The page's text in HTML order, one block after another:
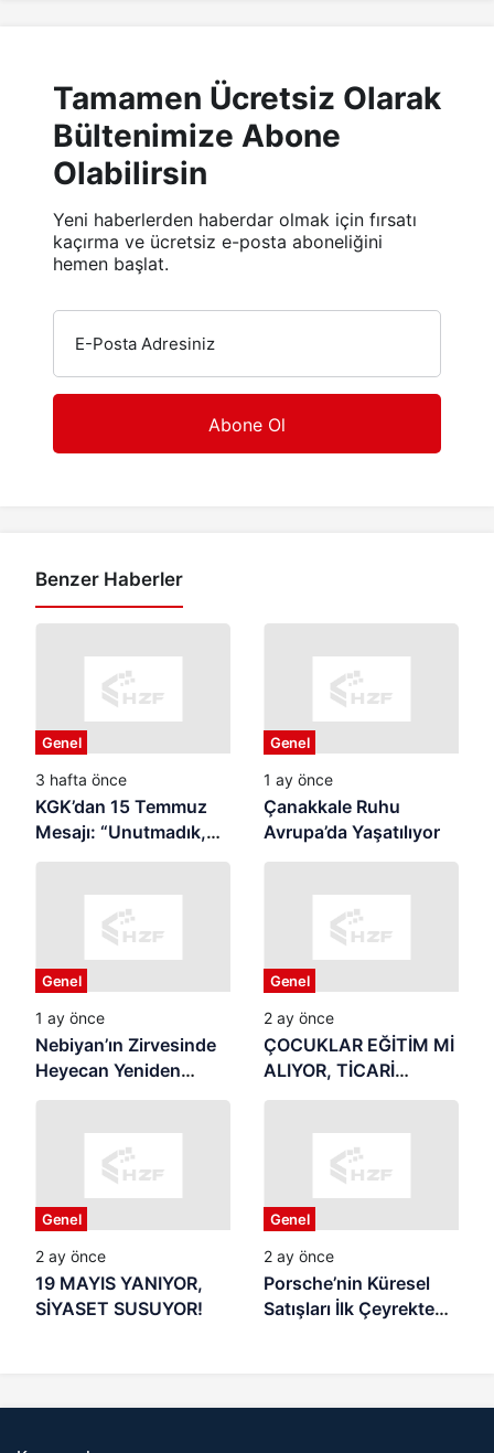
Tamamen Ücretsiz Olarak
Bültenimize Abone
Olabilirsin
Yeni haberlerden haberdar olmak için fırsatı
kaçırma ve ücretsiz e-posta aboneliğini
hemen başlat.
E-Posta Adresiniz
Benzer Haberler
Genel
3 hafta önce
KGK’dan 15 Temmuz
Mesajı: “Unutmadık,
Unutturmayacağız”
Genel
1 ay önce
Çanakkale Ruhu
Avrupa’da Yaşatılıyor
Genel
1 ay önce
Nebiyan’ın Zirvesinde
Heyecan Yeniden
Başlıyor
Genel
2 ay önce
ÇOCUKLAR EĞİTİM Mİ
ALIYOR, TİCARİ
REKLAMIN
OLUYOR? Yaz Tatili
Başladı: Samsun’da
Veliler Endişeli,
Denetim Nerede?
Genel
2 ay önce
19 MAYIS YANIYOR,
SİYASET SUSUYOR!
Genel
2 ay önce
Porsche’nin Küresel
Satışları İlk Çeyrekte